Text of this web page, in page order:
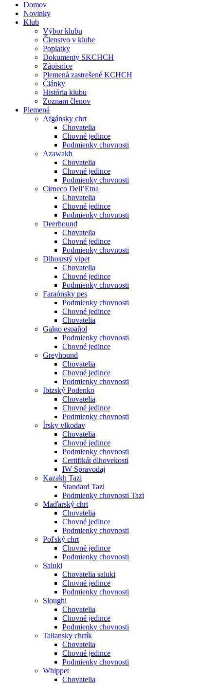
Domov
Novinky
Klub
Výbor klubu
Členstvo v klube
Poplatky
Dokumenty SKCHCH
Zápisnice
Plemená zastrešené KCHCH
Články
História klubu
Zoznam členov
Plemená
Afgánsky chrt
Chovatelia
Chovné jedince
Podmienky chovnosti
Azawakh
Chovatelia
Chovné jedince
Podmienky chovnosti
Cirneco Dell’Etna
Chovatelia
Chovné jedince
Podmienky chovnosti
Deerhound
Chovatelia
Chovné jedince
Podmienky chovnosti
Dlhosrstý vipet
Chovatelia
Chovné jedince
Podmienky chovnosti
Faraónsky pes
Podmienky chovnosti
Chovné jedince
Chovatelia
Galgo español
Podmienky chovnosti
Chovné jedince
Greyhound
Chovatelia
Chovné jedince
Podmienky chovnosti
Ibizský Podenko
Chovatelia
Chovné jedince
Podmienky chovnosti
Írsky vlkodav
Chovatelia
Chovné jedince
Podmienky chovnosti
Certifikát dlhovekosti
IW Spravodaj
Kazakh Tazi
Štandard Tazi
Podmienky chovnosti Tazi
Maďarský chrt
Chovatelia
Chovné jedince
Podmienky chovnosti
Poľský chrt
Chovné jedince
Podmienky chovnosti
Saluki
Chovatelia saluki
Chovné jedince
Podmienky chovnosti
Sloughi
Chovatelia
Chovné jedince
Podmienky chovnosti
Taliansky chrtík
Chovatelia
Chovné jedince
Podmienky chovnosti
Whippet
Chovatelia